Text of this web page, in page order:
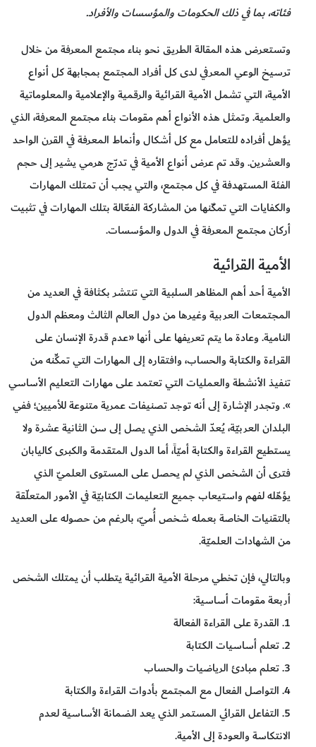
فئاته، بما في ذلك الحكومات والمؤسسات والأفراد.
وتستعرض هذه المقالة الطريق نحو بناء مجتمع المعرفة من خلال
ترسيخ الوعي المعرفي لدى كل أفراد المجتمع بمجابهة كل أنواع
الأمية، التي تشمل الأمية القرائية والرقمية والإعلامية والمعلوماتية
والعلمية. وتمثل هذه الأنواع أهم مقومات بناء مجتمع المعرفة، الذي
يؤهل أفراده للتعامل مع كل أشكال وأنماط المعرفة في القرن الواحد
والعشرين. وقد تم عرض أنواع الأمية في تدرّج هرمي يشير إلى حجم
الفئة المستهدفة في كل مجتمع، والتي يجب أن تمتلك المهارات
والكفايات التي تمكّنها من المشاركة الفعّالة بتلك المهارات في تثبيت
أركان مجتمع المعرفة في الدول والمؤسسات.
الأمية القرائية
الأمية أحد أهم المظاهر السلبية التي تنتشر بكثافة في العديد من
المجتمعات العربية وغيرها من دول العالم الثالث ومعظم الدول
النامية. وعادة ما يتم تعريفها على أنها «عدم قدرة الإنسان على
القراءة والكتابة والحساب، وافتقاره إلى المهارات التي تمكِّنه من
تنفيذ الأنشطة والعمليات التي تعتمد على مهارات التعليم الأساسي
». وتجدر الإشارة إلى أنه توجد تصنيفات عمرية متنوعة للأميين؛ ففي
البلدان العربيّة، يُعدّ الشخص الذي يصل إلى سن الثانية عشرة ولا
يستطيع القراءة والكتابة أميّاً، أما الدول المتقدمة والكبرى كاليابان
فترى أن الشخص الذي لم يحصل على المستوى العلميّ الذي
يؤهّله لفهم واستيعاب جميع التعليمات الكتابيّة في الأمور المتعلّقة
بالتقنيات الخاصة بعمله شخص أُميّ، بالرغم من حصوله على العديد
من الشهادات العلميّة.
وبالتالي، فإن تخطي مرحلة الأمية القرائية يتطلب أن يمتلك الشخص
أربعة مقومات أساسية:
1. القدرة على القراءة الفعالة
2. تعلم أساسيات الكتابة
3. تعلم مبادئ الرياضيات والحساب
4. التواصل الفعال مع المجتمع بأدوات القراءة والكتابة
5. التفاعل القرائي المستمر الذي يعد الضمانة الأساسية لعدم
الانتكاسة والعودة إلى الأمية.